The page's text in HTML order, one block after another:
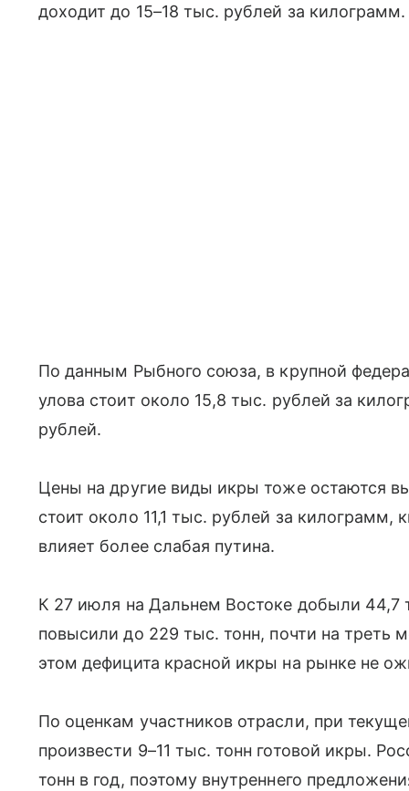
доходит до 15–18 тыс. рублей за килограмм.
По данным Рыбного союза, в крупной
улова стоит около 15,8 тыс. рублей за
рублей.
Цены на другие виды икры тоже остаются
стоит около 11,1 тыс. рублей за
влияет более слабая путина.
К 27 июля на Дальнем Востоке добыли 44,7
повысили до 229 тыс. тонн, почти на треть
этом дефицита красной икры на рынке не
По оценкам участников отрасли, при
произвести 9–11 тыс. тонн готовой икры.
тонн в год, поэтому внутреннего